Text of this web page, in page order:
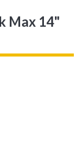
Max 14"